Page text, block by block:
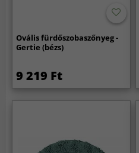
Ovális fürdőszobaszőnyeg -
Gertie (bézs)
9 219 Ft